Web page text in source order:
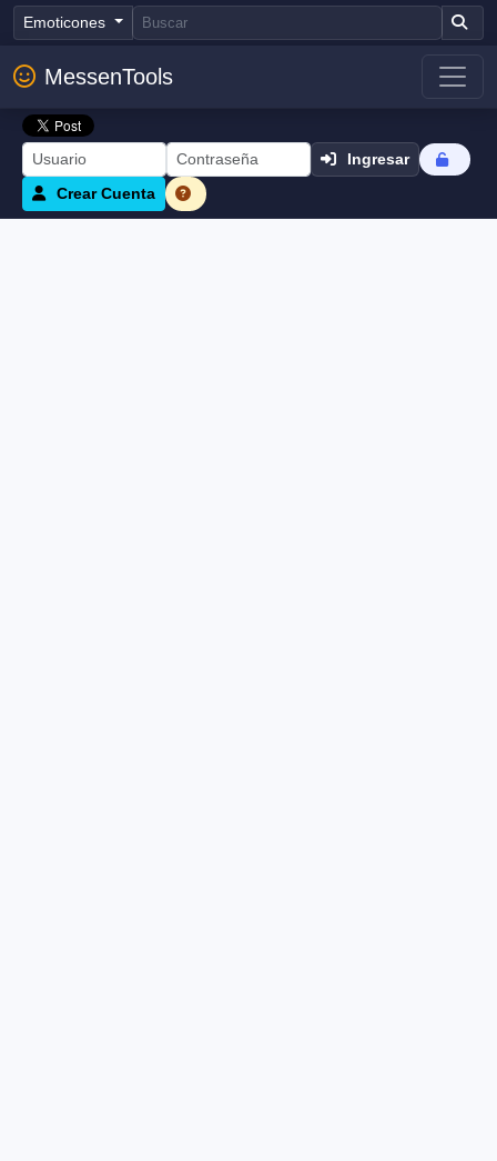
Emoticones
MessenTools
Ingresar
Crear Cuenta